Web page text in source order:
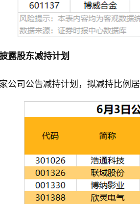
露股东减持计划
公司公告减持计划，拟减持比例